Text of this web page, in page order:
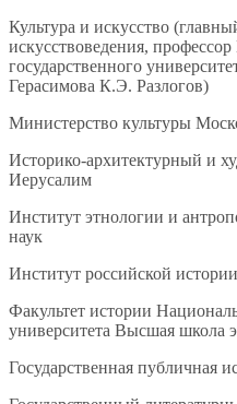
Культура и искусство
искусствоведения,
государственного
Герасимова К.Э. Разлогов)
Министерство культуры
Историко-архитектурный и
Иерусалим
Институт этнологии и
наук
Институт российской
Факультет истории
университета Высшая школа
Государственная публичная